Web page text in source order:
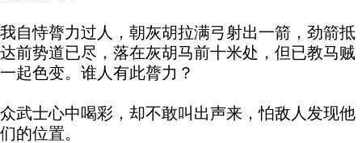
我自恃膂力过人，朝灰胡拉满弓射出一箭，劲箭抵
达前势道已尽，落在灰胡马前十米处，但已教马贼
一起色变。谁人有此膂力？
众武士心中喝彩，却不敢叫出声来，怕敌人发现他
们的位置。